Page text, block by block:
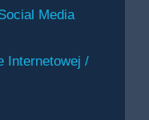
Media
Internetowej /